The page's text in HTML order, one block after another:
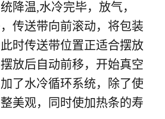
降温,水冷完毕，放气，
传送带向前滚动，将包装
时传送带位置正适合摆放
放后自动前移，开始真空
了水冷循环系统，除了使
美观，同时使加热条的寿